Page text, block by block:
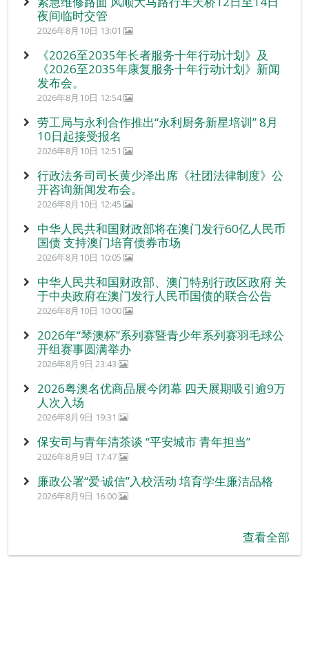
夜间临时交管
2026年8月10日 13:01
《2026至2035年长者服务十年行动计划》及
《2026至2035年康复服务十年行动计划》新闻
发布会。
2026年8月10日 12:54
劳工局与永利合作推出“永利厨务新星培训” 8月
10日起接受报名
2026年8月10日 12:51
行政法务司司长黄少泽出席《社团法律制度》公
开咨询新闻发布会。
2026年8月10日 12:45
中华人民共和国财政部将在澳门发行60亿人民币
国债 支持澳门培育债券市场
2026年8月10日 10:05
中华人民共和国财政部、澳门特别行政区政府 关
于中央政府在澳门发行人民币国债的联合公告
2026年8月10日 10:00
2026年“琴澳杯”系列赛暨青少年系列赛羽毛球公
开组赛事圆满举办
2026年8月9日 23:43
2026粤澳名优商品展今闭幕 四天展期吸引逾9万
人次入场
2026年8月9日 19:31
保安司与青年清茶谈 “平安城市 青年担当”
2026年8月9日 17:47
廉政公署“爱‧诚信”入校活动 培育学生廉洁品格
2026年8月9日 16:00
查看全部